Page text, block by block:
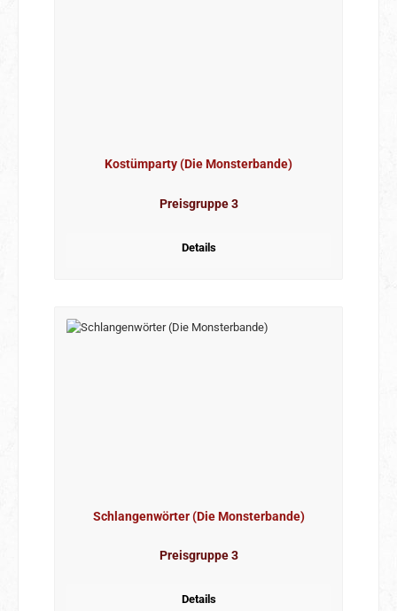
Kostümparty (Die Monsterbande)
Preisgruppe 3
Details
Schlangenwörter (Die Monsterbande)
Preisgruppe 3
Details